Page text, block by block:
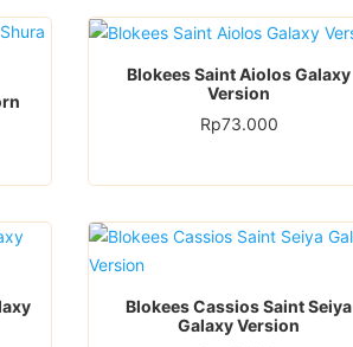
Blokees Saint Aiolos Galaxy
Version
Rp73.000
Blokees Cassios Saint Seiya
Galaxy Version